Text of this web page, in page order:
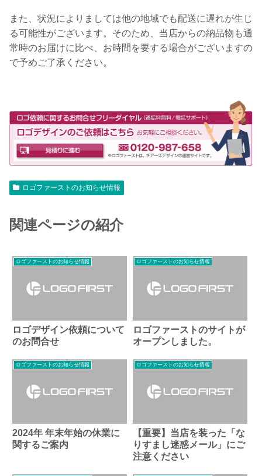
また、状況によりましては他の地域でも配送に遅れが生じ
る可能性がございます。そのため、当店からの納品物も通
常時のお届けに比べ、お時間を要する場合がございますの
で予めご了承ください。
ロゴファーストのお知らせ情報
関連ページの紹介
ロゴファーストのお知らせ情報
ロゴデザイン依頼について
のお問合せ
ロゴファーストのお知らせ情報
ロゴファーストのサイトが
オープンしました。
ロゴファーストのお知らせ情報
2024年 年末年始の休業に
関するご案内
ロゴファーストのお知らせ情報
【重要】当店を装った「な
りすまし迷惑メール」にご
注意ください